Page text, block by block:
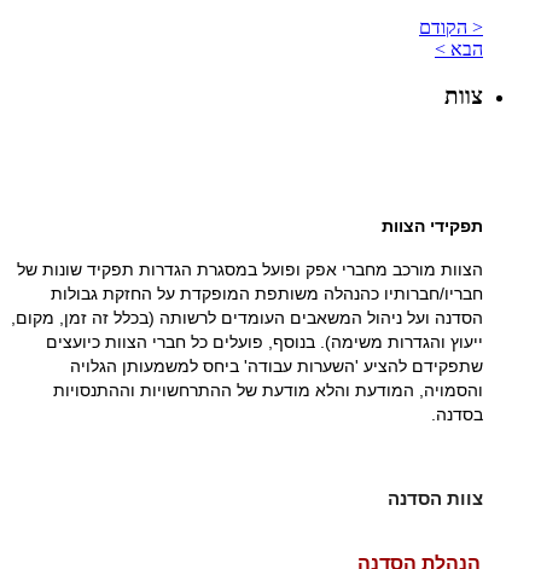
< הקודם
הבא >
צוות
תפקידי הצוות
הצוות מורכב מחברי אפק ופועל במסגרת הגדרות תפקיד שונות של
חבריו/חברותיו כהנהלה משותפת המופקדת על החזקת גבולות
הסדנה ועל ניהול המשאבים העומדים לרשותה (בכלל זה זמן, מקום,
ייעוץ והגדרות משימה). בנוסף, פועלים כל חברי הצוות כיועצים
שתפקידם להציע 'השערות עבודה' ביחס למשמעותן הגלויה
והסמויה, המודעת והלא מודעת של ההתרחשויות וההתנסויות
בסדנה.
צוות הסדנה
הנהלת הסדנה